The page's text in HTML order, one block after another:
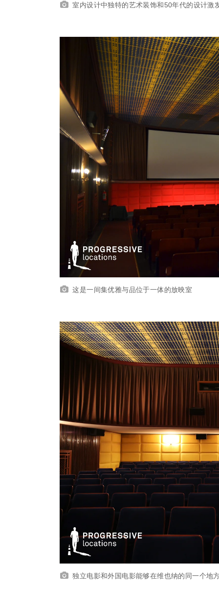
室内设计中独特的艺术装饰和50年代的设计激
这是一间集优雅与品位于一体的放映室
独立电影和外国电影能够在维也纳的同一个地